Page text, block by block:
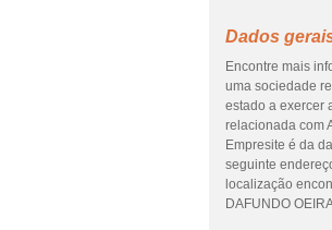
Dados
Encontre mais
uma sociedade
estado a exercer
relacionada com
Empresite é da
seguinte
localização
DAFUNDO